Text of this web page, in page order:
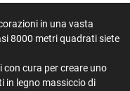
1.999,00€.
in una vasta
8000 metri quadrati siete
cura per creare uno
in legno massiccio di